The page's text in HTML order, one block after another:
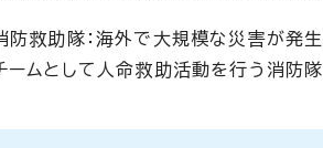
救助隊：海外で大規模な災害が発生
ームとして人命救助活動を行う消防隊